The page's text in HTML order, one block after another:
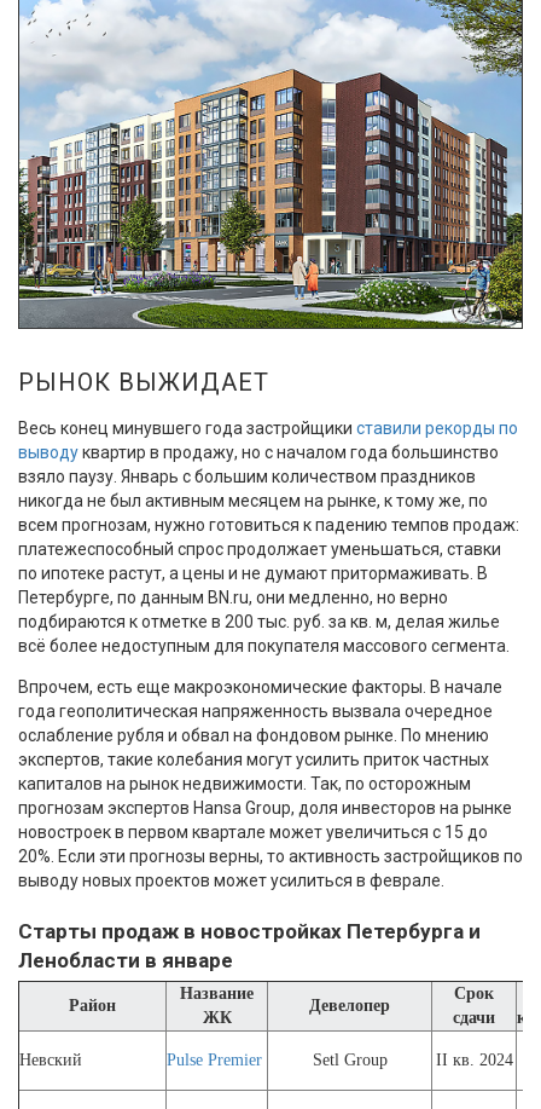
РЫНОК ВЫЖИДАЕТ
Весь конец минувшего года застройщики ставили рекорды по
выводуквартир в продажу, но с началом года большинство
взяло паузу. Январь с большим количеством праздников
никогда не был активным месяцем на рынке, к тому же, по
всем прогнозам, нужно готовиться к падению темпов продаж:
платежеспособный спрос продолжает уменьшаться, ставки
по ипотеке растут, а цены и не думают притормаживать. В
Петербурге, по данным BN.ru, они медленно, но верно
подбираются к отметке в 200 тыс. руб. за кв. м, делая жилье
всё более недоступным для покупателя массового сегмента.
Впрочем, есть еще макроэкономические факторы. В начале
года геополитическая напряженность вызвала очередное
ослабление рубля и обвал на фондовом рынке. По мнению
экспертов, такие колебания могут усилить приток частных
капиталов на рынок недвижимости. Так, по осторожным
прогнозам экспертов Hansa Group, доля инвесторов на рынке
новостроек в первом квартале может увеличиться с 15 до
20%. Если эти прогнозы верны, то активность застройщиков по
выводу новых проектов может усилиться в феврале.
Старты продаж в новостройках Петербурга и
Ленобласти в январе
Район
Название
ЖК
Девелопер
Срок
сдачи
Невский Pulse Premier Setl Group II кв. 2024